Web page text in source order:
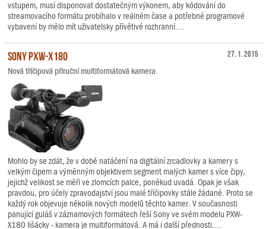
vstupem, musí disponovat dostatečným výkonem, aby kódování do
streamovacího formátu probíhalo v reálném čase a potřebné programové
vybavení by mělo mít uživatelsky přívětivé rozhranní....
27. 1. 2015
Sony PXW-X180
Nová tříčipová příruční multiformátová kamera.
Mohlo by se zdát, že v době natáčení na digitální zrcadlovky a kamery s
velkým čipem a výměnným objektivem segment malých kamer s více čipy,
jejichž velikost se měří ve zlomcích palce, poněkud uvadá. Opak je však
pravdou, pro účely zpravodajství jsou malé tříčipovky stále žádané. Proto se
každý rok objevuje několik nových modelů těchto kamer. V současnosti
panující guláš v záznamových formátech řeší Sony ve svém modelu PXW-
X180 lišácky - kamera je multiformátová. A má i další přednosti....